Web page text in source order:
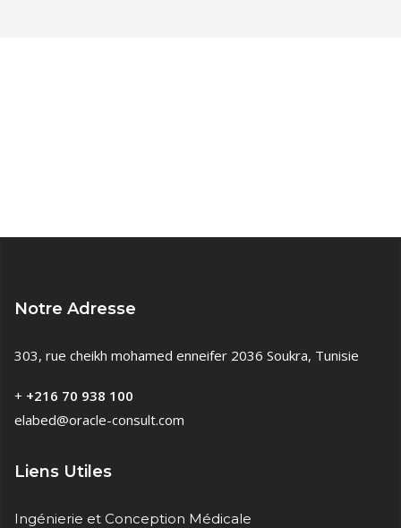
Notre Adresse
303, rue cheikh mohamed enneifer 2036 Soukra, Tunisie
+ +216 70 938 100
elabed@oracle-consult.com
Liens Utiles
Ingénierie et Conception Médicale